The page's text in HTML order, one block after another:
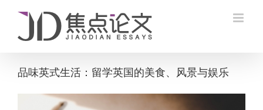
content
品味英式生活：留学英国的美食、风景与娱乐